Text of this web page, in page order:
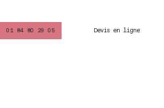
01 84 80 29 05 Devis en ligne